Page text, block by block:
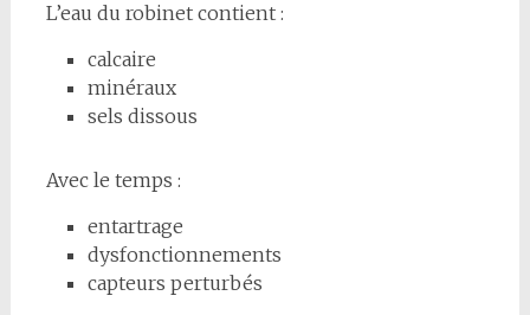
L’eau du robinet contient :
calcaire
minéraux
sels dissous
Avec le temps :
entartrage
dysfonctionnements
capteurs perturbés